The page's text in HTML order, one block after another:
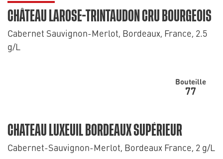
CHÂTEAU LAROSE-TRINTAUDON CRU BOURGEOIS
Cabernet Sauvignon-Merlot, Bordeaux, France, 2.5
g/L
Bouteille
77
CHATEAU LUXEUIL BORDEAUX SUPÉRIEUR
Cabernet-Sauvignon-Merlot, Bordeaux France, 2 g/L